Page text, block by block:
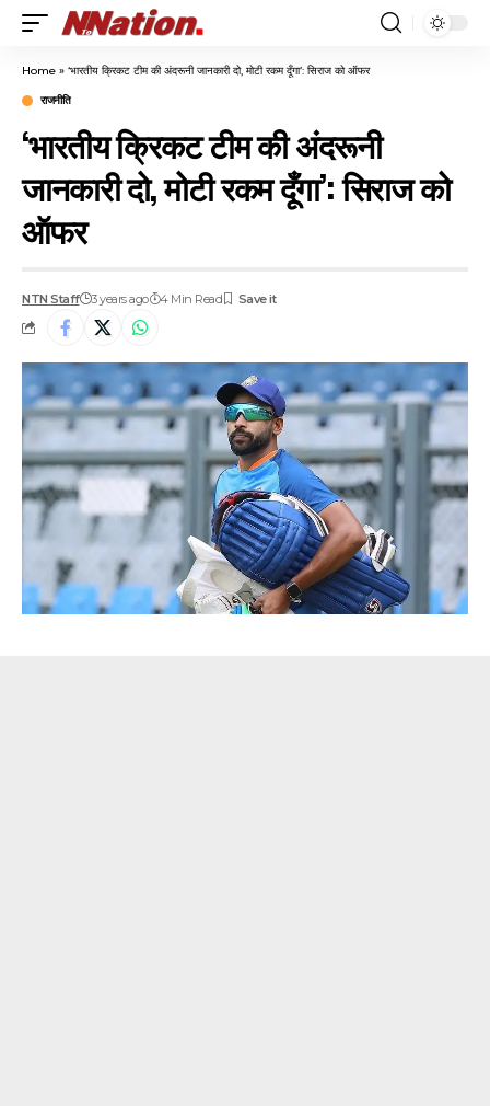
Home » ‘भारतीय क्रिकट टीम की अंदरूनी जानकारी दो, मोटी रकम दूँगा’: सिराज को ऑफर
राजनीति
‘भारतीय क्रिकट टीम की अंदरूनी
जानकारी दो, मोटी रकम दूँगा’: सिराज को
ऑफर
NTN Staff 3 years ago 4 Min Read